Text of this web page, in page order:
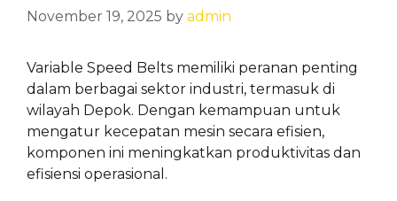
November 19, 2025 by admin
Variable Speed Belts memiliki peranan penting
dalam berbagai sektor industri, termasuk di
wilayah Depok. Dengan kemampuan untuk
mengatur kecepatan mesin secara efisien,
komponen ini meningkatkan produktivitas dan
efisiensi operasional.